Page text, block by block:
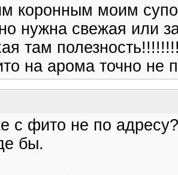
коронным моим
нужна свежая или
там
на арома точно
с фито не по
бы.